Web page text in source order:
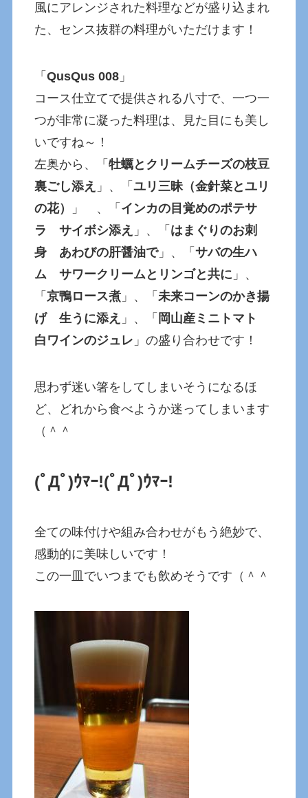
風にアレンジされた料理などが盛り込まれ
た、センス抜群の料理がいただけます！
「QusQus 008 」
コース仕立てで提供される八寸で、一つ一
つが非常に凝った料理は、見た目にも美し
いですね～！
左奥から、「牡蠣とクリームチーズの枝豆
裏ごし添え 」、「ユリ三昧（金針菜とユリ
の花）
」 、「 インカの目覚めのポテサ
ラ サイボシ添え 」、「 はまぐりのお刺
身 あわびの肝醤油で」、「サバの生ハ
ム サワークリームとリンゴと共に 」、
「京鴨ロース煮 」、「未来コーンのかき揚
げ 生うに添え 」、「 岡山産ミニトマト
白ワインのジュレ 」の盛り合わせです！
思わず迷い箸をしてしまいそうになるほ
ど、どれから食べようか迷ってしまいます
（＾＾
(ﾟДﾟ)ｳﾏｰ!(ﾟДﾟ)ｳﾏｰ!
全ての味付けや組み合わせがもう絶妙で、
感動的に美味しいです！
この一皿でいつまでも飲めそうです（＾＾